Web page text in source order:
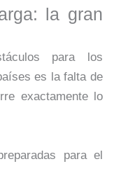
la gran
para los
es la falta de
exactamente lo
para el